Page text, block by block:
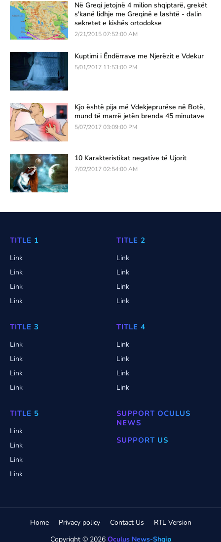
Në Greqi jetojnë 4 milion shqiptarë, grekët
s'kanë lidhje me Greqinë e lashtë - dalin
sekretet e kishës ortodokse
2/21/2015 07:52:00 AM
Kuptimi i Ëndërrave me Njerëzit e Vdekur
5/01/2017 11:53:00 PM
Kjo është pija më Vdekjeprurëse në Botë,
mund të marrë jetën brenda 45 minutave
5/07/2017 03:09:00 PM
10 Karakteristikat negative të Ujorit
7/02/2017 02:54:00 AM
TITLE 1
Link
Link
Link
Link
TITLE 2
Link
Link
Link
Link
TITLE 3
Link
Link
Link
Link
TITLE 4
Link
Link
Link
Link
TITLE 5
Link
Link
Link
Link
SUPPORT OCULUS
NEWS
SUPPORT US
Copyright © 2026 Oculus News-Shqip
Home Privacy policy Contact Us RTL Version